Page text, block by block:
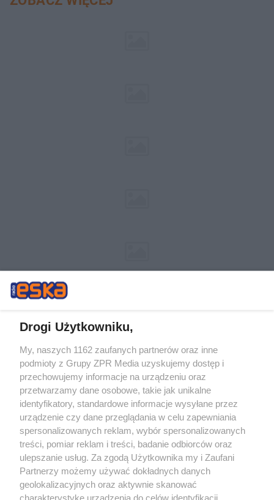
Żaden utwór zamieszczony w serwisie nie może być powielany i
rozpowszechniany lub dalej rozpowszechniany w jakikolwiek sposób (w
tym także elektroniczny lub mechaniczny) na jakimkolwiek polu
eksploatacji w jakiejkolwiek formie, włącznie z umieszczaniem w
Internecie bez pisemnej zgody właściciela praw. Jakiekolwiek użycie lub
wykorzystanie utworów w całości lub w części z naruszeniem prawa,
tzn. bez właściwej zgody, jest zabronione pod groźbą kary i może być
ścigane prawnie.
Drogi Użytkowniku,
My, naszych 1162 zaufanych partnerów oraz inne
podmioty z Grupy ZPR Media uzyskujemy dostęp i
przechowujemy informacje na urządzeniu oraz
przetwarzamy dane osobowe, takie jak unikalne
identyfikatory, standardowe informacje wysyłane przez
urządzenie czy dane przeglądania w celu zapewniania
spersonalizowanych reklam, wybór spersonalizowanych
treści, pomiar reklam i treści, badanie odbiorców oraz
ulepszanie usług. Za zgodą Użytkownika my i Zaufani
Partnerzy możemy używać dokładnych danych
geolokalizacyjnych oraz aktywnie skanować
charakterystykę urządzenia do celów identyfikacji.